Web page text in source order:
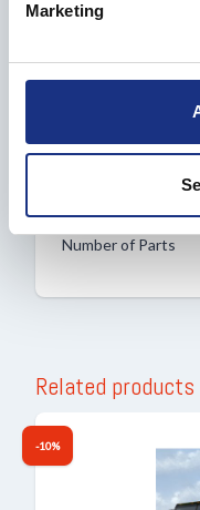
personaliseren, om
en om ons
partners voor social
partners kunnen
verzameld op basis
Marketing
logistics to life with
Properties
Number of Parts
Related products
-10%